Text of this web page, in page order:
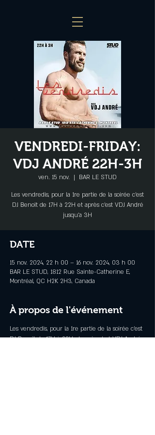
VENDREDI-FRIDAY:
VDJ ANDRÉ 22H-3H
ven. 15 nov.
  |
BAR LE STUD
Les vendredis, pour la 1re partie de la soirée c'est
DJ Benoît de 17H à 22H et après c'est VDJ André
jusqu'a 3H
DATE
15 nov. 2024, 22 h 00 – 16 nov. 2024, 03 h 00
BAR LE STUD, 1812 Rue Sainte-Catherine E,
Montréal, QC H2K 2H3, Canada
À propos de l'événement
Les vendredis, pour la 1re partie de la soirée c'est
DJ Benoît de 17H à 22H et après c'est VDJ André